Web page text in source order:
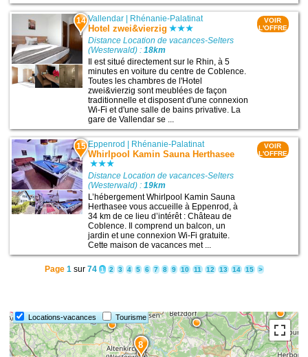
14 Vallendar Rhénanie-Palatinat
Hotel zwei&vierzig
Distance Location de vacances-Selters
(Westerwald) :18km
Il est situé directement sur le Rhin, à 5
minutes en voiture du centre de Coblence.
Toutes les chambres de l'Hotel
zwei&vierzig sont meublées de façon
traditionnelle et disposent d'une connexion
Wi-Fi et d'une salle de bains privative. La
gare de Vallendar se ...
VOIR
L'OFFRE
15 Eppenrod Rhénanie-Palatinat
Whirlpool Kamin Sauna Herthasee
Distance Location de vacances-Selters
(Westerwald) :19km
L’hébergement Whirlpool Kamin Sauna
Herthasee vous accueille à Eppenrod, à
34 km de ce lieu d’intérêt : Château de
Coblence. Il comprend un balcon, un
jardin et une connexion Wi-Fi gratuite.
Cette maison de vacances met ...
VOIR
L'OFFRE
Page 1sur 74 1 2 3 4 5 6 7 8 9 10 11 12 13 14 15 >
Locations-vacances Tourisme
8